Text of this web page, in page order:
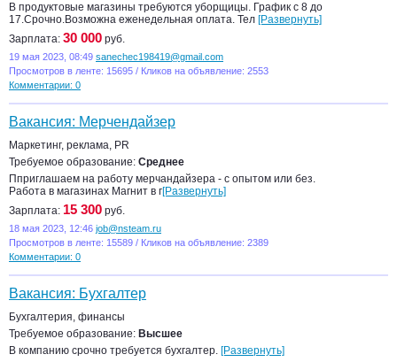
В продуктовые магазины требуются уборщицы. График с 8 до
17.Срочно.Возможна еженедельная оплата. Тел [Развернуть]
Зарплата: 30 000 руб.
19 мая 2023, 08:49 sanechec198419@gmail.com
Просмотров в ленте: 15695 / Кликов на объявление: 2553
Комментарии: 0
Вакансия: Мерчендайзер
Маркетинг, реклама, PR
Требуемое образование: Среднее
Пприглашаем на работу мерчандайзера - с опытом или без.
Работа в магазинах Магнит в г[Развернуть]
Зарплата: 15 300 руб.
18 мая 2023, 12:46 job@nsteam.ru
Просмотров в ленте: 15589 / Кликов на объявление: 2389
Комментарии: 0
Вакансия: Бухгалтер
Бухгалтерия, финансы
Требуемое образование: Высшее
В компанию срочно требуется бухгалтер. [Развернуть]